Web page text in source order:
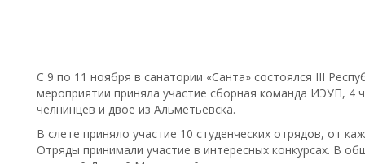
С 9 по 11 ноября в санатории «Санта» состоялся III
мероприятии приняла участие сборная команда ИЭУП, 4
челнинцев и двое из Альметьевска.
В слете приняло участие 10 студенческих отрядов, от
Отряды принимали участие в интересных конкурсах. В